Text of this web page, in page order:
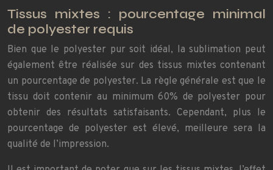
Tissus mixtes : pourcentage minimal
de polyester requis
Bien que le polyester pur soit idéal, la sublimation peut
également être réalisée sur des tissus mixtes contenant
un pourcentage de polyester. La règle générale est que le
tissu doit contenir au minimum 60% de polyester pour
obtenir des résultats satisfaisants. Cependant, plus le
pourcentage de polyester est élevé, meilleure sera la
qualité de l’impression.